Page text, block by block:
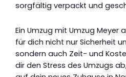
sorgfältig verpackt und
Ein Umzug mit Umzug Meyer
für dich nicht nur Sicherheit
sondern auch Zeit- und
dir den Stress des Umzugs